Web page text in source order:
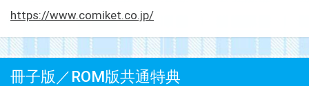
https://www.comiket.co.jp/
冊子版／ROM版共通特典